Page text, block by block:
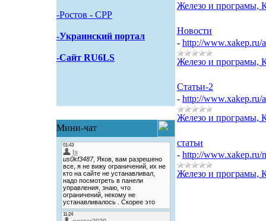
-Pостов - CPP
-Украинский портал
-Сайт RU6LS
Мини-чат
Железо и програмы,
Новости
- http://www.xakep.ru/
Железо и програмы,
Статьи-2
- http://www.xakep.ru/
Железо и програмы,
статьи
- http://www.xakep.ru/
Железо и програмы,